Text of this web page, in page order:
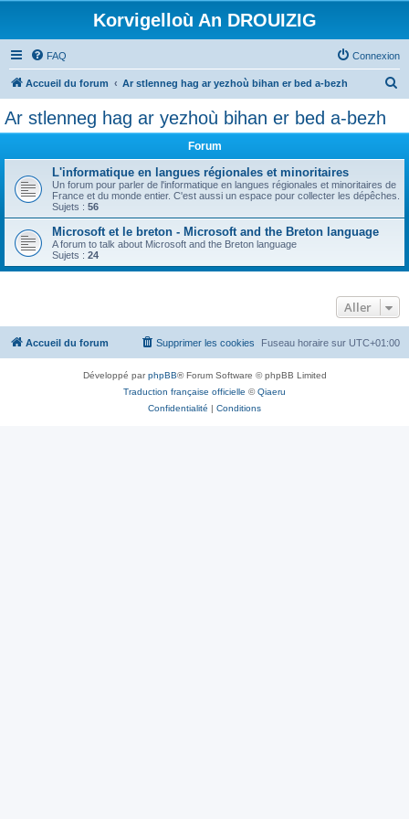
Korvigelloù An DROUIZIG
FAQ Connexion
Accueil du forum Ar stlenneg hag ar yezhoù bihan er bed a-bezh
Ar stlenneg hag ar yezhoù bihan er bed a-bezh
Forum
L'informatique en langues régionales et minoritaires
Un forum pour parler de l'informatique en langues régionales et minoritaires de
France et du monde entier. C'est aussi un espace pour collecter les dépêches.
Sujets : 56
Microsoft et le breton - Microsoft and the Breton language
A forum to talk about Microsoft and the Breton language
Sujets : 24
Aller
Accueil du forum Fuseau horaire sur UTC+01:00
Supprimer les cookies
Développé parphpBB® Forum Software © phpBB Limited
Traduction française officielle ©Qiaeru
Confidentialité | Conditions